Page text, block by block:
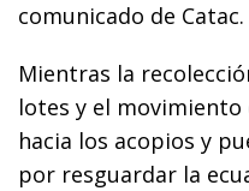
comunicado de Catac.
Mientras la
lotes y el movimiento
hacia los acopios y
por resguardar la